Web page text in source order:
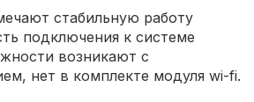
стабильную работу
подключения к системе
возникают с
нет в комплекте модуля wi-fi.